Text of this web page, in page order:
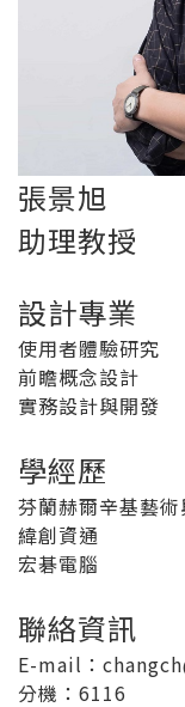
張景旭
助理教授
設計專業
使用者體驗研究
前瞻概念設計
實務設計與開發
學經歷
芬蘭赫爾辛基藝
緯創資通
宏碁電腦
聯絡資訊
E-mail：
分機 ：6116